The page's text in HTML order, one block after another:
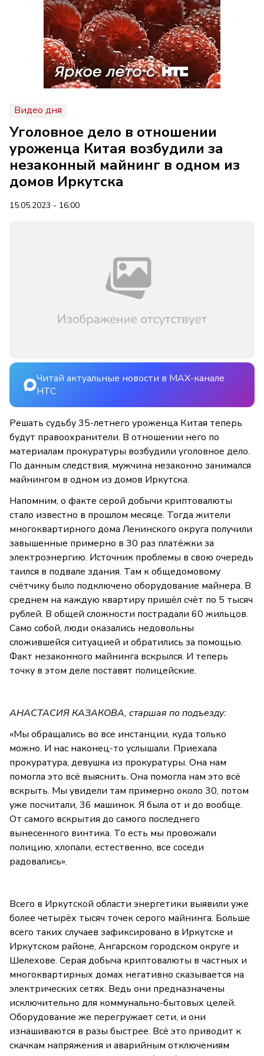
Видео дня
Уголовное дело в отношении
уроженца Китая возбудили за
незаконный майнинг в одном из
домов Иркутска
15.05.2023 - 16:00
Читай актуальные новости в MAX-канале
НТС
Решать судьбу 35-летнего уроженца Китая теперь
будут правоохранители. В отношении него по
материалам прокуратуры возбудили уголовное дело.
По данным следствия, мужчина незаконно занимался
майнингом в одном из домов Иркутска.
Напомним, о факте серой добычи криптовалюты
стало известно в прошлом месяце. Тогда жители
многоквартирного дома Ленинского округа получили
завышенные примерно в 30 раз платёжки за
электроэнергию. Источник проблемы в свою очередь
таился в подвале здания. Там к общедомовому
счётчику было подключено оборудование майнера. В
среднем на каждую квартиру пришёл счёт по 5 тысяч
рублей. В общей сложности пострадали 60 жильцов.
Само собой, люди оказались недовольны
сложившейся ситуацией и обратились за помощью.
Факт незаконного майнинга вскрылся. И теперь
точку в этом деле поставят полицейские.
АНАСТАСИЯ КАЗАКОВА, старшая по подъезду:
«Мы обращались во все инстанции, куда только
можно. И нас наконец-то услышали. Приехала
прокуратура, девушка из прокуратуры. Она нам
помогла это всё выяснить. Она помогла нам это всё
вскрыть. Мы увидели там примерно около 30, потом
уже посчитали, 36 машинок. Я была от и до вообще.
От самого вскрытия до самого последнего
вынесенного винтика. То есть мы провожали
полицию, хлопали, естественно, все соседи
радовались».
Всего в Иркутской области энергетики выявили уже
более четырёх тысяч точек серого майнинга. Больше
всего таких случаев зафиксировано в Иркутске и
Иркутском районе, Ангарском городском округе и
Шелехове. Серая добыча криптовалюты в частных и
многоквартирных домах негативно сказывается на
электрических сетях. Ведь они предназначены
исключительно для коммунально-бытовых целей.
Оборудование же перегружает сети, и они
изнашиваются в разы быстрее. Всё это приводит к
скачкам напряжения и аварийным отключениям